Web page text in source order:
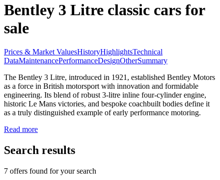
Bentley 3 Litre classic cars for
sale
Prices & Market ValuesHistoryHighlightsTechnical
DataMaintenancePerformanceDesignOtherSummary
The Bentley 3 Litre, introduced in 1921, established Bentley Motors
as a force in British motorsport with innovation and formidable
engineering. Its blend of robust 3-litre inline four-cylinder engine,
historic Le Mans victories, and bespoke coachbuilt bodies define it
as a truly distinguished example of early performance motoring.
Read more
Search results
7 offers found for your search